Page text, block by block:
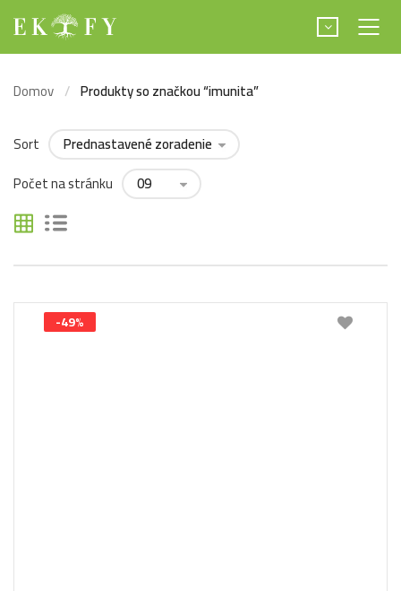
Domov Produkty so značkou “imunita”
Sort
Počet na stránku
-49%